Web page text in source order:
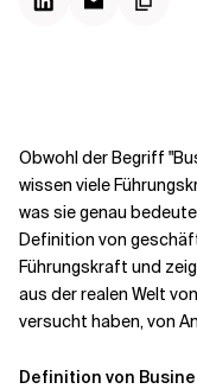
Obwohl der Begriff
wissen viele
was sie genau
Definition von
Führungskraft und
aus der realen Welt
versucht haben, von
Definition von